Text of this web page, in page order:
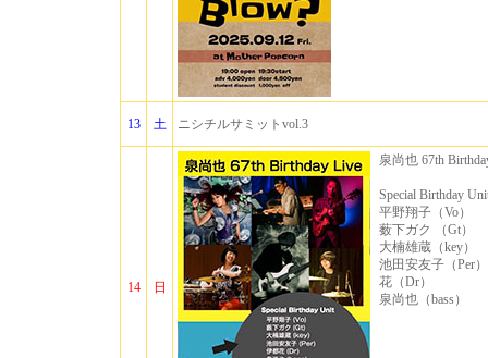
13 土 ニシチルサミットvol.3
14 日
泉尚也 67th
Special Birthday
平野翔子（Vo）
薮下ガク （Gt）
大楠雄蔵（key）
池田安友子（Per
花（Dr）
泉尚也（bass）